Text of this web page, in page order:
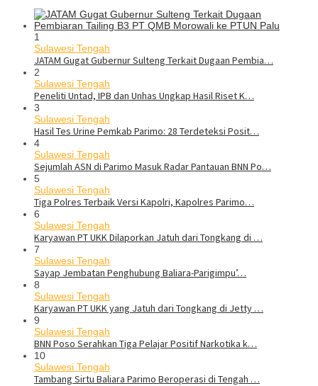
1
Sulawesi Tengah
JATAM Gugat Gubernur Sulteng Terkait Dugaan Pembia…
2
Sulawesi Tengah
Peneliti Untad, IPB dan Unhas Ungkap Hasil Riset K…
3
Sulawesi Tengah
Hasil Tes Urine Pemkab Parimo: 28 Terdeteksi Posit…
4
Sulawesi Tengah
Sejumlah ASN di Parimo Masuk Radar Pantauan BNN Po…
5
Sulawesi Tengah
Tiga Polres Terbaik Versi Kapolri, Kapolres Parimo…
6
Sulawesi Tengah
Karyawan PT UKK Dilaporkan Jatuh dari Tongkang di …
7
Sulawesi Tengah
Sayap Jembatan Penghubung Baliara-Parigimpu’…
8
Sulawesi Tengah
Karyawan PT UKK yang Jatuh dari Tongkang di Jetty …
9
Sulawesi Tengah
BNN Poso Serahkan Tiga Pelajar Positif Narkotika k…
10
Sulawesi Tengah
Tambang Sirtu Baliara Parimo Beroperasi di Tengah …